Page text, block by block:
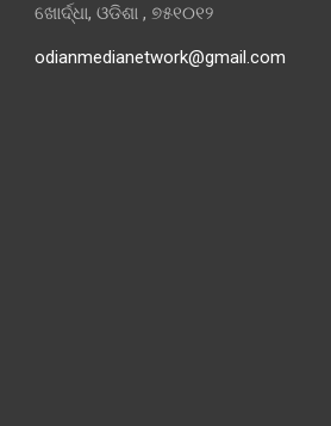
ଖୋର୍ଦ୍ଧା, ଓଡିଶା , ୭୫୧୦୧୨
odianmedianetwork@gmail.com